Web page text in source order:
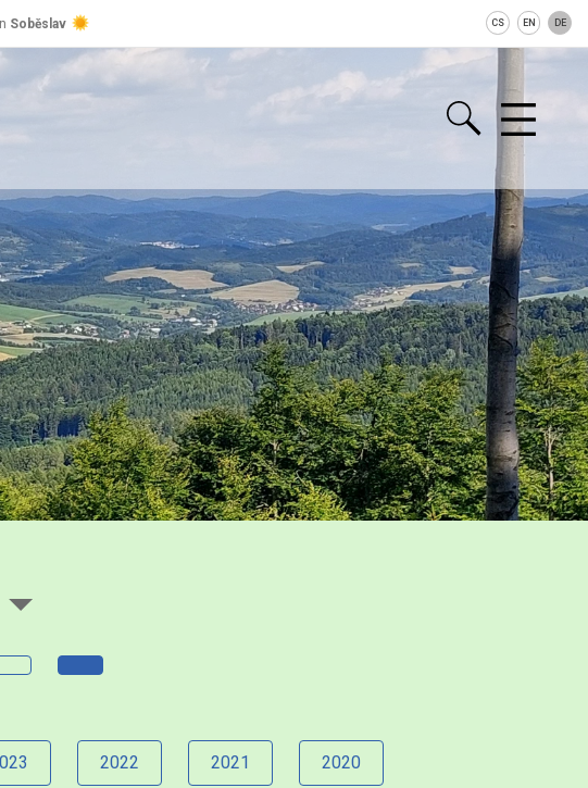
Soběslav CS EN DE
2022 2021 2020